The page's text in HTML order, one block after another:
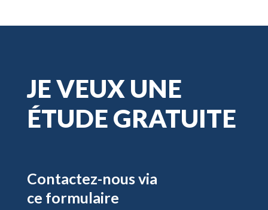
JE VEUX UNE
ÉTUDE GRATUITE
Contactez-nous via
ce formulaire